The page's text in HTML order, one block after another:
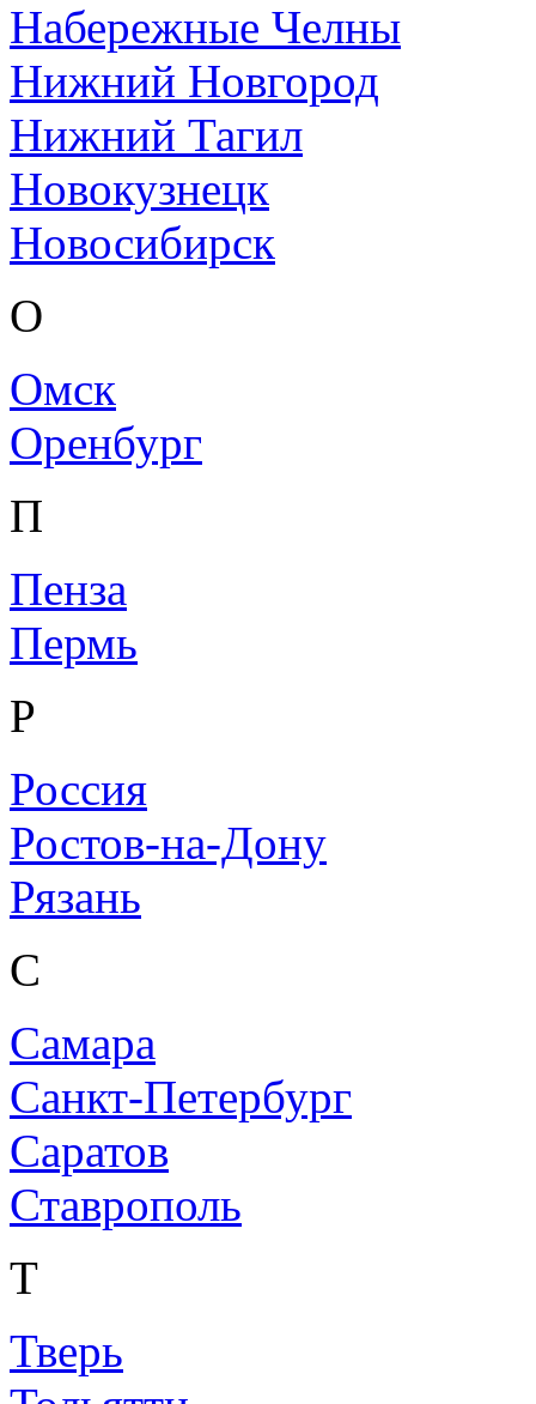
Набережные Челны
Нижний Новгород
Нижний Тагил
Новокузнецк
Новосибирск
О
Омск
Оренбург
П
Пенза
Пермь
Р
Россия
Ростов-на-Дону
Рязань
С
Самара
Санкт-Петербург
Саратов
Ставрополь
Т
Тверь